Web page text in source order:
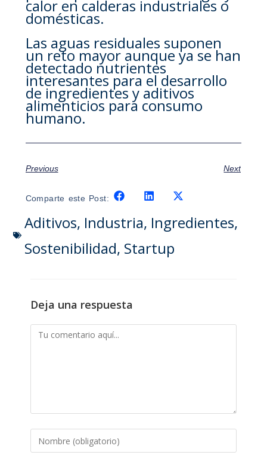
calor en calderas industriales o
domésticas.
Las aguas residuales suponen
un reto mayor aunque ya se han
detectado nutrientes
interesantes para el desarrollo
de ingredientes y aditivos
alimenticios para consumo
humano.
Previous Next
Comparte este Post:
Aditivos, Industria, Ingredientes,
Sostenibilidad, Startup
Deja una respuesta